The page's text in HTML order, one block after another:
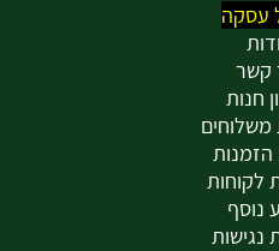
עסקה
קשר
חנות
משלוחים
לקוחות
נוסף
נגישות